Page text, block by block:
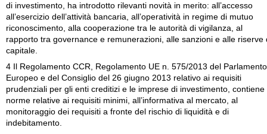
di investimento, ha introdotto rilevanti novità in merito: all’accesso
all’esercizio dell’attività bancaria, all’operatività in regime di mutuo
riconoscimento, alla cooperazione tra le autorità di vigilanza, al
rapporto tra governance e remunerazioni, alle sanzioni e alle riserve
capitale.
4 Il Regolamento CCR, Regolamento UE n. 575/2013 del Parlamento
Europeo e del Consiglio del 26 giugno 2013 relativo ai requisiti
prudenziali per gli enti creditizi e le imprese di investimento, contiene
norme relative ai requisiti minimi, all’informativa al mercato, al
monitoraggio dei requisiti a fronte del rischio di liquidità e di
indebitamento.